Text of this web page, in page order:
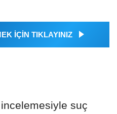
İÇİN TIKLAYINIZ